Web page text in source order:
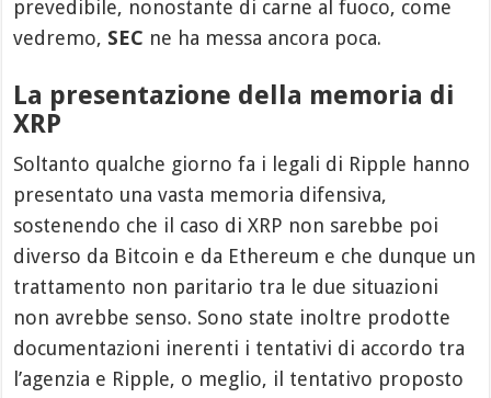
prevedibile, nonostante di carne al fuoco, come
vedremo, SEC ne ha messa ancora poca.
La presentazione della memoria di
XRP
Soltanto qualche giorno fa i legali di Ripple hanno
presentato una vasta memoria difensiva,
sostenendo che il caso di XRP non sarebbe poi
diverso da Bitcoin e da Ethereum e che dunque un
trattamento non paritario tra le due situazioni
non avrebbe senso. Sono state inoltre prodotte
documentazioni inerenti i tentativi di accordo tra
l’agenzia e Ripple, o meglio, il tentativo proposto